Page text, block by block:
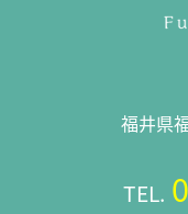
福井県
TEL.